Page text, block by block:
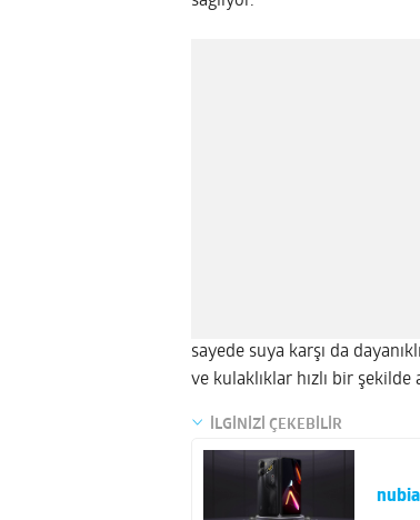
sayede suya karşı da
ve kulaklıklar hızlı bir
İLGİNİZİ ÇEKEBİLİR